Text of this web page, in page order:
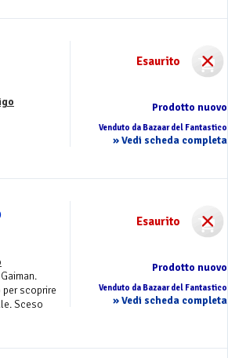
Esaurito
Prodotto nuovo
Venduto da Bazaar del Fantastico
» Vedi scheda completa
Esaurito
Prodotto nuovo
Venduto da Bazaar del Fantastico
» Vedi scheda completa
scoprire
Sceso